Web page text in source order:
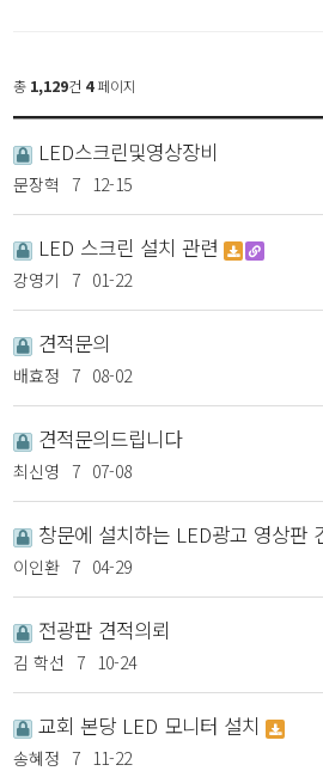
총 1,129건 4페이지
LED스크린및영상장비
문장혁 7 12-15
LED 스크린 설치 관련
강영기 7 01-22
견적문의
배효정 7 08-02
견적문의드립니다
최신영 7 07-08
창문에 설치하는 LED광고 영상판
이인환 7 04-29
전광판 견적의뢰
김 학선 7 10-24
교회 본당 LED 모니터 설치
송혜정 7 11-22